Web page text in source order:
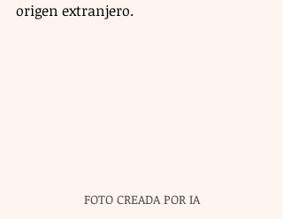
origen extranjero.
FOTO CREADA POR IA